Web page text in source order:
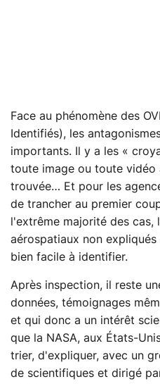
Face au phénomène des
Identifiés), les
importants. Il y a les «
toute image ou toute vidéo
trouvée… Et pour les
de trancher au premier
l'extrême majorité des cas,
aérospatiaux non
bien facile à identifier.
Après inspection, il reste
données, témoignages
et qui donc a un intérêt
que la NASA, aux États-
trier, d'expliquer, avec un
de scientifiques et dirigé